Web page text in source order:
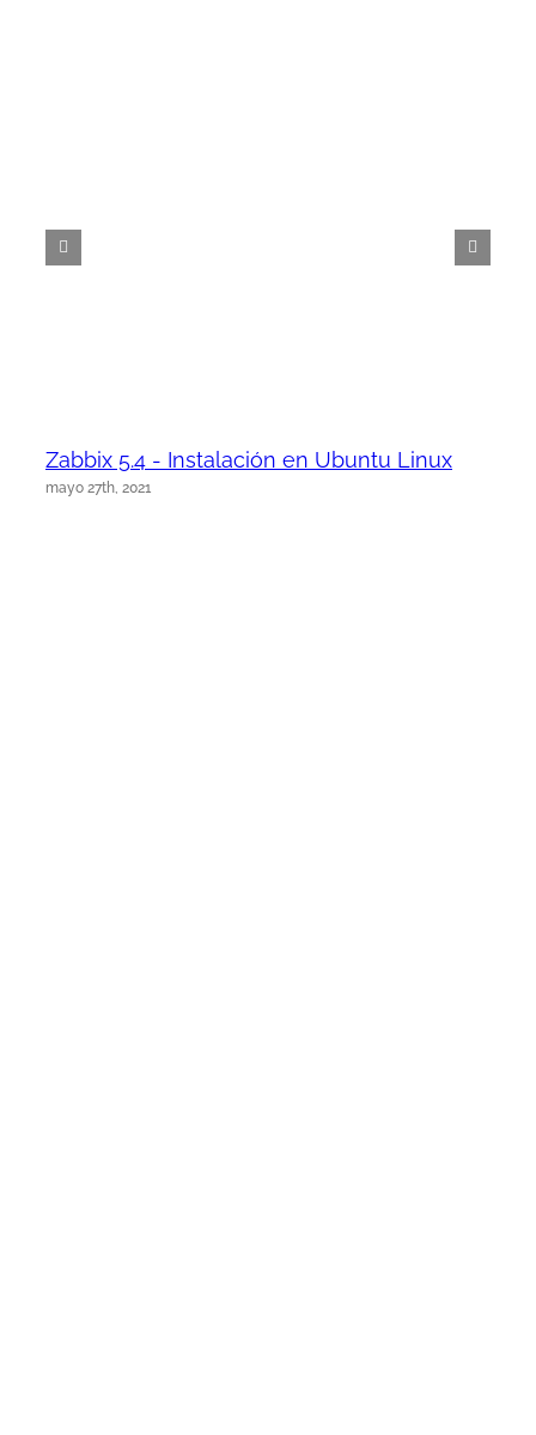
Zabbix 5.4 - Instalación en Ubuntu Linux
mayo 27th, 2021